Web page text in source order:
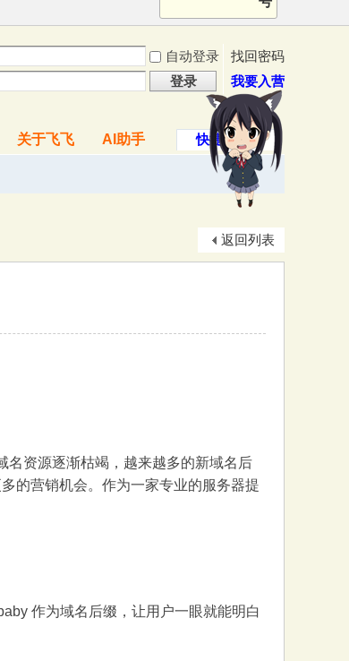
自动登录
找回密码
登录 我要入营
快捷导航
关于飞飞 AI助手
返回列表
名资源逐渐枯竭，越来越多的新域名后
的营销机会。作为一家专业的服务器提
作为域名后缀，让用户一眼就能明白